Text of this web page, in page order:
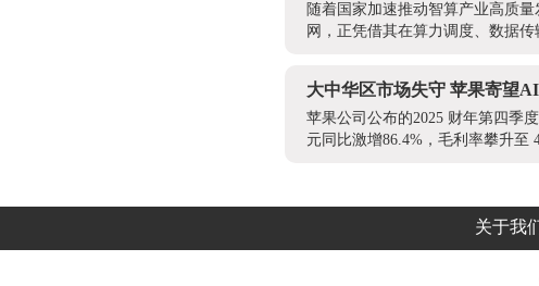
随着国家加速推动智算产业高质
网，正凭借其在算力调度、数据
大中华区市场失守 苹果寄望
苹果公司公布的2025 财年第四季
元同比激增86.4%，毛利率攀升至
关于我